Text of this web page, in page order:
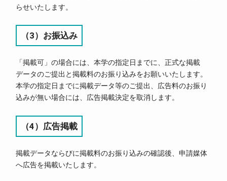
らせいたします。
（3）お振込み
「掲載可」の場合には、本学の指定日までに、正式な掲載
データのご提出と掲載料のお振り込みをお願いいたします。
本学の指定日までに掲載データ等のご提出、広告料のお振り
込みが無い場合には、広告掲載決定を取消します。
（4）広告掲載
掲載データならびに掲載料のお振り込みの確認後、申請媒体
へ広告を掲載いたします。